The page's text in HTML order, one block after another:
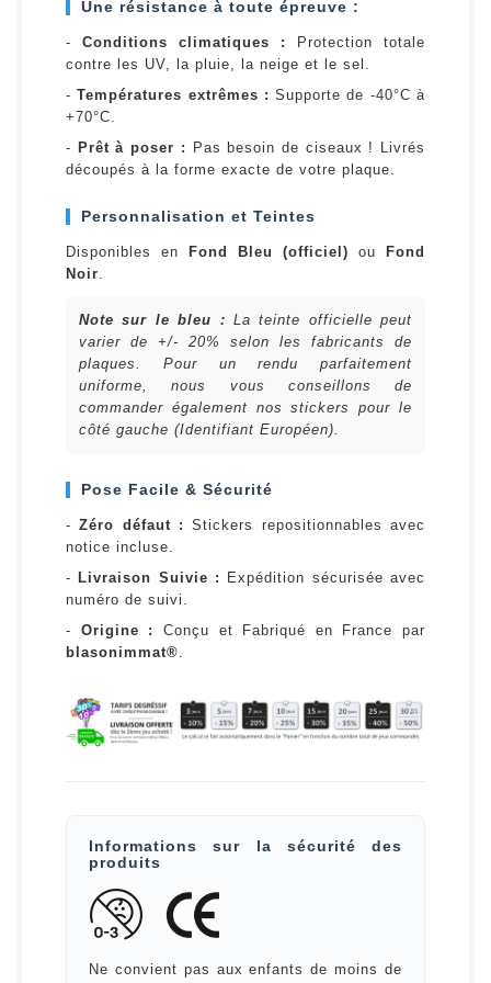
Une résistance à toute épreuve :
- Conditions climatiques :
Protection totale
contre les UV, la pluie, la neige et le sel.
-Températures extrêmes : Supporte de -40°C à
+70°C.
- Prêt à poser :
Pas besoin de ciseaux ! Livrés
découpés à la forme exacte de votre plaque.
Personnalisation et Teintes
Disponibles en Fond Bleu (officiel) ou
Fond
Noir.
Note sur le bleu : La teinte officielle peut
varier de +/- 20% selon les fabricants de
plaques. Pour un rendu parfaitement
uniforme, nous vous conseillons de
commander également nos stickers pour le
côté gauche (Identifiant Européen).
Pose Facile & Sécurité
-Zéro défaut : Stickers repositionnables avec
notice incluse.
- Livraison Suivie :
Expédition sécurisée avec
numéro de suivi.
- Origine :
Conçu et Fabriqué en France par
blasonimmat®.
Informations sur la sécurité des
produits
Ne convient pas aux enfants de moins de